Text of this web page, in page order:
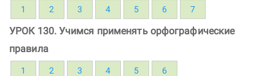
1 2 3 4 5 6 7
УРОК 130. Учимся применять орфографические
правила
1 2 3 4 5 6